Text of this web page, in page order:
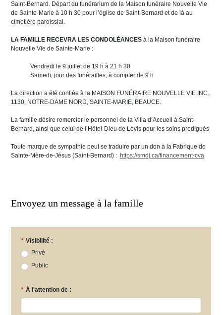
Saint-Bernard. Départ du funérarium de la Maison funéraire Nouvelle Vie
de Sainte-Marie à 10 h 30 pour l’église de Saint-Bernard et de là au
cimetière paroissial.
LA FAMILLE RECEVRA LES CONDOLÉANCES à la Maison funéraire
Nouvelle Vie de Sainte-Marie :
Vendredi le 9 juillet de 19 h à 21 h 30
Samedi, jour des funérailles, à compter de 9 h
La direction a été confiée à la MAISON FUNÉRAIRE NOUVELLE VIE INC.,
1130, NOTRE-DAME NORD, SAINTE-MARIE, BEAUCE.
La famille désire remercier le personnel de la Villa d’Accueil à Saint-
Bernard, ainsi que celui de l’Hôtel-Dieu de Lévis pour les soins prodigués
Toute marque de sympathie peut se traduire par un don à la Fabrique de
Sainte-Mère-de-Jésus (Saint-Bernard) : https://smdj.ca/financement-cva
Envoyez un message à la famille
* Visibilité :
Privé
Public
* À l'attention de :